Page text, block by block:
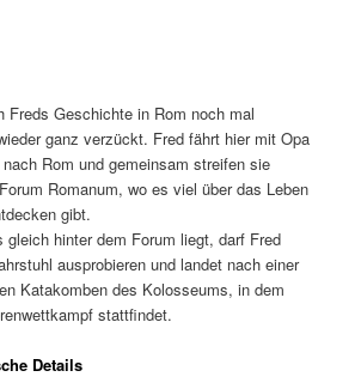
Freds Geschichte in Rom noch mal
ganz verzückt. Fred fährt hier mit Opa
Rom und gemeinsam streifen sie
Romanum, wo es viel über das Leben
gibt.
gleich hinter dem Forum liegt, darf Fred
ausprobieren und landet nach einer
Katakomben des Kolosseums, in dem
stattfindet.
Details